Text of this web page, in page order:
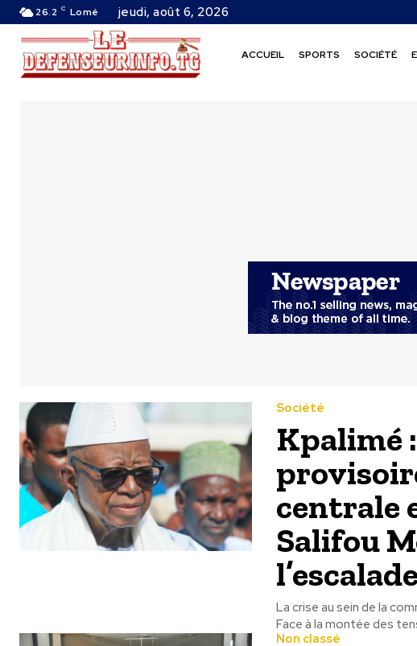
26.2 C Lomé jeudi, août 6, 2026
ACCUEIL SPORTS SOCIÉTÉ
Société
Kpalimé
centrale
Salifou
La crise au sein de la
Face à la montée des
Non classé